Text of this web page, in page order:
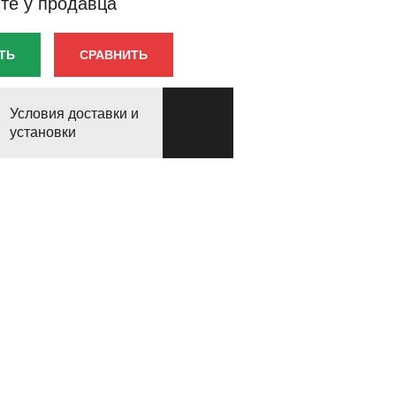
СРАВНИТЬ
Условия доставки и
установки